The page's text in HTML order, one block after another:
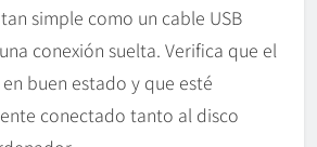
simple como un cable USB
conexión suelta. Verifica que el
buen estado y que esté
conectado tanto al disco